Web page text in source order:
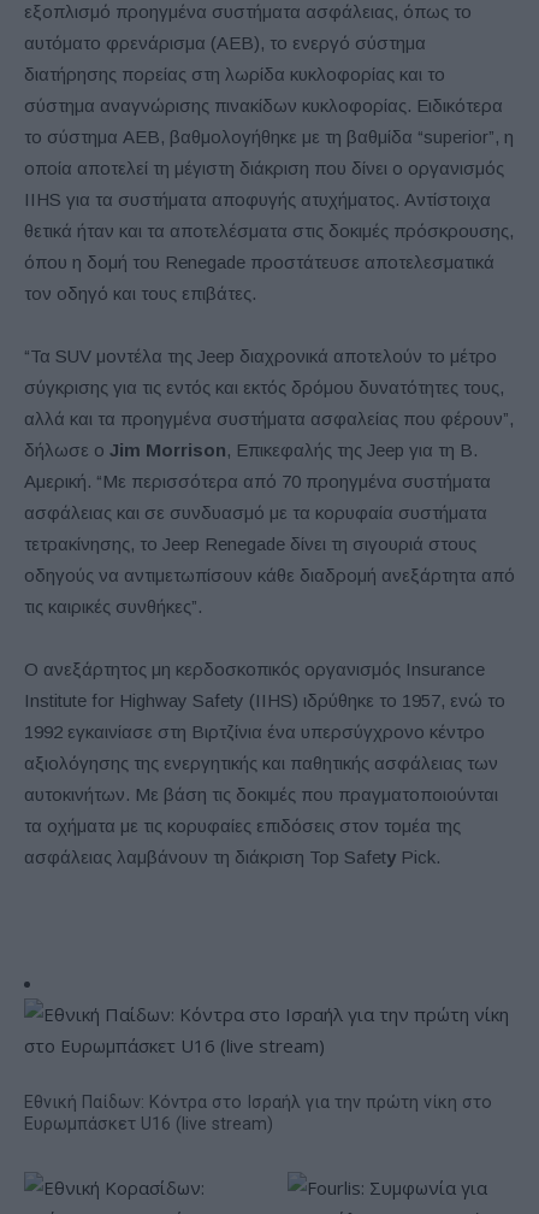
εξοπλισμό προηγμένα συστήματα ασφάλειας, όπως το
αυτόματο φρενάρισμα (AEB), το ενεργό σύστημα
διατήρησης πορείας στη λωρίδα κυκλοφορίας και το
σύστημα αναγνώρισης πινακίδων κυκλοφορίας. Ειδικότερα
το σύστημα AEB, βαθμολογήθηκε με τη βαθμίδα “superior”, η
οποία αποτελεί τη μέγιστη διάκριση που δίνει ο οργανισμός
IIHS για τα συστήματα αποφυγής ατυχήματος. Αντίστοιχα
θετικά ήταν και τα αποτελέσματα στις δοκιμές πρόσκρουσης,
όπου η δομή του Renegade προστάτευσε αποτελεσματικά
τον οδηγό και τους επιβάτες.
“Τα SUV μοντέλα της Jeep διαχρονικά αποτελούν το μέτρο
σύγκρισης για τις εντός και εκτός δρόμου δυνατότητες τους,
αλλά και τα προηγμένα συστήματα ασφαλείας που φέρουν”,
δήλωσε ο Jim Morrison, Επικεφαλής της Jeep για τη B.
Αμερική. “Με περισσότερα από 70 προηγμένα συστήματα
ασφάλειας και σε συνδυασμό με τα κορυφαία συστήματα
τετρακίνησης, το Jeep Renegade δίνει τη σιγουριά στους
οδηγούς να αντιμετωπίσουν κάθε διαδρομή ανεξάρτητα από
τις καιρικές συνθήκες”.
Ο ανεξάρτητος μη κερδοσκοπικός οργανισμός Insurance
Institute for Highway Safety (IIHS) ιδρύθηκε το 1957, ενώ το
1992 εγκαινίασε στη Βιρτζίνια ένα υπερσύγχρονο κέντρο
αξιολόγησης της ενεργητικής και παθητικής ασφάλειας των
αυτοκινήτων. Με βάση τις δοκιμές που πραγματοποιούνται
τα οχήματα με τις κορυφαίες επιδόσεις στον τομέα της
ασφάλειας λαμβάνουν τη διάκριση Top Safety Pick.
Εθνική Παίδων: Κόντρα στο Ισραήλ για την πρώτη νίκη στο
Ευρωμπάσκετ U16 (live stream)